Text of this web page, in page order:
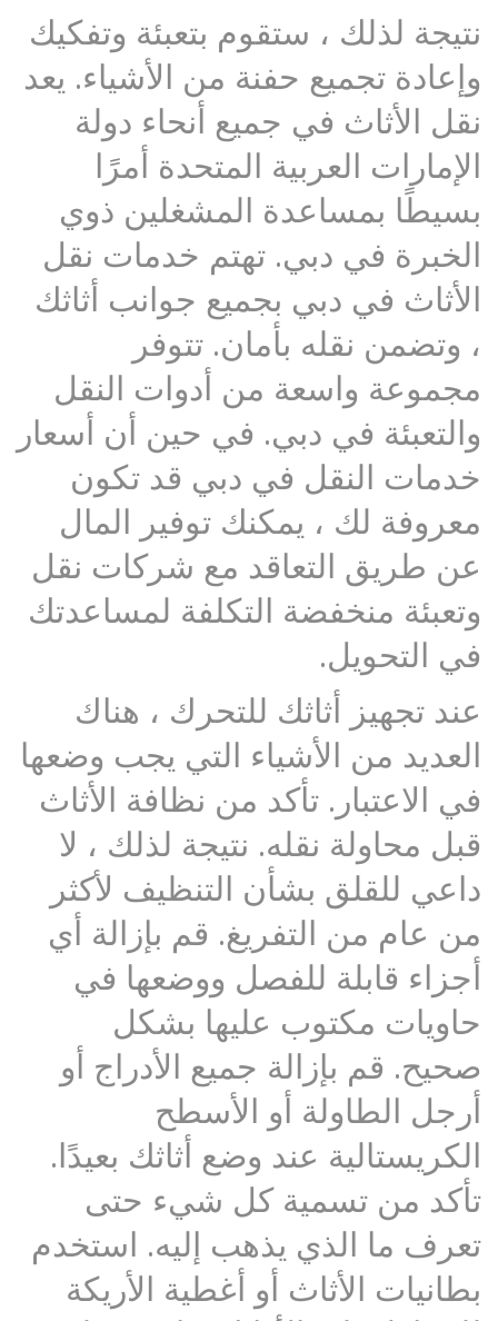
نتيجة لذلك ، ستقوم بتعبئة وتفكيك
وإعادة تجميع حفنة من الأشياء. يعد
نقل الأثاث في جميع أنحاء دولة
الإمارات العربية المتحدة أمرًا
بسيطًا بمساعدة المشغلين ذوي
الخبرة في دبي. تهتم خدمات نقل
الأثاث في دبي بجميع جوانب أثاثك
، وتضمن نقله بأمان. تتوفر
مجموعة واسعة من أدوات النقل
والتعبئة في دبي. في حين أن أسعار
خدمات النقل في دبي قد تكون
معروفة لك ، يمكنك توفير المال
عن طريق التعاقد مع شركات نقل
وتعبئة منخفضة التكلفة لمساعدتك
في التحويل.
عند تجهيز أثاثك للتحرك ، هناك
العديد من الأشياء التي يجب وضعها
في الاعتبار. تأكد من نظافة الأثاث
قبل محاولة نقله. نتيجة لذلك ، لا
داعي للقلق بشأن التنظيف لأكثر
من عام من التفريغ. قم بإزالة أي
أجزاء قابلة للفصل ووضعها في
حاويات مكتوب عليها بشكل
صحيح. قم بإزالة جميع الأدراج أو
أرجل الطاولة أو الأسطح
الكريستالية عند وضع أثاثك بعيدًا.
تأكد من تسمية كل شيء حتى
تعرف ما الذي يذهب إليه. استخدم
بطانيات الأثاث أو أغطية الأريكة